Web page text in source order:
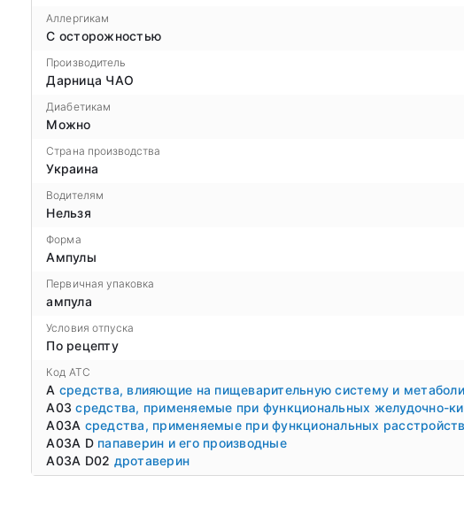
Аллергикам
С осторожностью
Производитель
Дарница ЧАО
Диабетикам
Можно
Страна производства
Украина
Водителям
Нельзя
Форма
Ампулы
Первичная упаковка
ампула
Условия отпуска
По рецепту
Код ATC
A средства, влияющие на пищеварительную систему и
A03средства, применяемые при функциональных желудочно-
A03A средства, применяемые при функциональных
A03A D папаверин и его производные
A03A D02 дротаверин